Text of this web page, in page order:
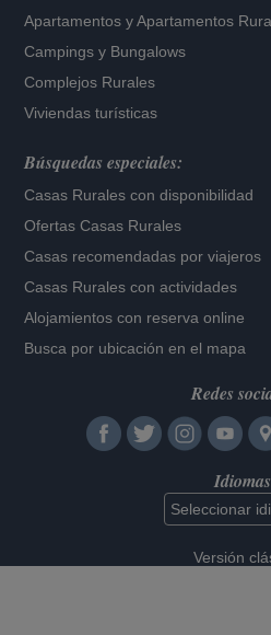
Apartamentos yApartamentos
Campings y Bungalows
Complejos Rurales
Viviendas turísticas
Búsquedas especiales:
Casas Rurales con disponibilidad
Ofertas Casas Rurales
Casas recomendadas por viajeros
Casas Rurales con actividades
Alojamientos con reserva online
Busca por ubicación en el mapa
Redes
Versión